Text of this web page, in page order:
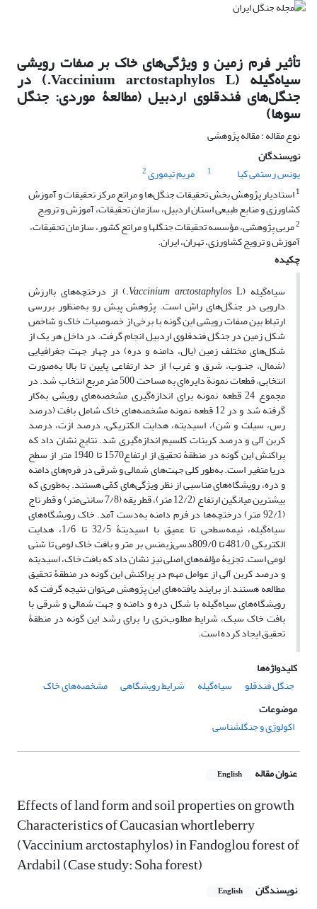
تأثیر فرم ‌زمین و ویژگی‌های خاک بر صفات‌ رویشی
سیاه‌گیله (Vaccinium arctostaphylos L.) در
جنگل‌های فندقلوی اردبیل (مطالعۀ موردی: جنگل
سوها)
نوع مقاله : مقاله پژوهشی
نویسندگان
یونس رستمی کیا
1 مریم تیموری2
1استادیار پژوهش بخش تحقیقات جنگل‌ها و مراتع مرکز تحقیقات و آموزش
کشاورزی و منابع طبیعی استان اردبیل، سازمان تحقیقات، آموزش و ترویج
2مربی پژوهشی، مؤسسه تحقیقات جنگلها و مراتع کشور، سازمان تحقیقات،
آموزش و ترویج کشاورزی، تهران، ایران.
چکیده
سیاه‌گیله (
Vaccinium arctostaphylosL.) از درختچه‌های باارزش
دارویی در جنگل‌های راش است. پژوهش پیش رو به‌منظور بررسی
ارتباط بین صفات رویشی این گونه با برخی از خصوصیات خاک و شاخص
شکل زمین در جنگل فندقلوی اردبیل انجام گرفت. در داخل هر یک از
شکل‌های مختلف زمین (یال، دامنه و دره) در چهار جهت جغرافیایی
(شمال، جنـوب، شرق و غرب) از حد ارتفاعی پایین تا بالا به‌صورت
انتخابی، قطعات نمونة دایره‌ای به مساحت 500 متر مربع انتخاب شد. در
مجموع 24 قطعه ‌نمونه برای اندازه‌گیری مشخصه‌های رویشی به‌کار
گرفته شد و در 12 قطعه ‌نمونه مشخصه‌های خاک شامل بافت (درصد
رس، سیلت و شن)، اسیدیته، هدایت الکتریکی، درصد ازت، درصد
کربن آلی و درصد کربنات کلسیم اندازه‌گیری‌ شد. نتایج نشان‌ داد که
پراکنش این گونه در منطقۀ تحقیق از ارتفاع1570 تا 1940­ متر از سطح
دریا متغیر است. به‌طور کلی جهت‌های شمالی و شرقی در فرم‌های دامنه
و دره، رویشگاه‌های مناسبی از نظر ویژگی‌های‌ کمّی هستند. به‌طوری‌ که
بیشترین میانگین ارتفاع (12/2 متر)، قطر یقه (7/8 سانتی‌متر) و قطر تاج
(92/1 متر) درختچه‌ها در فرم دامنه به‌دست آمد. خاک رویشگاه‌های
سیاه‌گیله، نیمه‌سطحی تا عمیق با اسیدیتۀ 32/5 تا 1/6، هدایت
الکتریکی 481/0 تا 809/0دسی‌زیمنس ‌بر متر و بافت خاک لومی تا شنی
لومی است. تجزیۀ‌ مؤلفه‌های ‌اصلی نیز نشان داد که بافت خاک، اسیدیته
و درصد کربن آلی از عوامل مهم در پراکنش این گونه در منطقۀ تحقیق
مطالعه هستند.از برایند یافته‌های این پژوهش می‌توان نتیجه‌ گرفت که
رویشگاه‌های سیاه‌گیله با شکل ‌دره و دامنه و جهت ‌شمالی و شرقی با
بافت خاک سبک، شرایط مطلوب‌تری را برای رشد این‌ گونه در منطقۀ
تحقیق ایجاد کرده است.
کلیدواژه‌ها
جنگل ‌فندقلو
سیاه‌گیله شرایط ‌رویشگاهی
مشخصه‌های خاک
موضوعات
اکولوژی و جنگلشناسی
عنوان مقاله English
Effects of land form and soil properties on growth
Characteristics of Caucasian whortleberry
(Vaccinium arctostaphylos) in Fandoglou forest of
Ardabil (Case study: Soha forest)
نویسندگان English